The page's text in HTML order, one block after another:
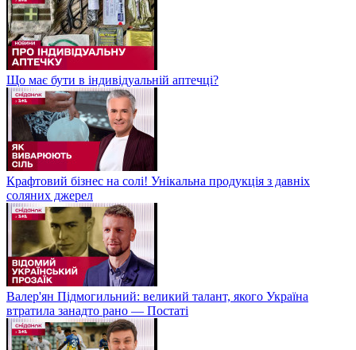
Що має бути в індивідуальній аптечці?
Крафтовий бізнес на солі! Унікальна продукція з давніх
соляних джерел
Валер'ян Підмогильний: великий талант, якого Україна
втратила занадто рано — Постаті